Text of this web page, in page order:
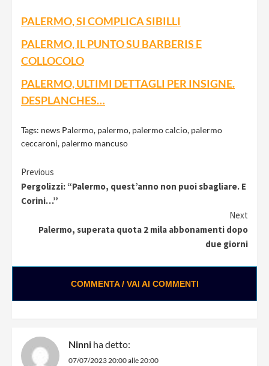
PALERMO, SI COMPLICA SIBILLI
PALERMO, IL PUNTO SU BARBERIS E
COLLOCOLO
PALERMO, ULTIMI DETTAGLI PER INSIGNE.
DESPLANCHES…
Tags: news Palermo, palermo, palermo calcio, palermo
ceccaroni, palermo mancuso
Continue
Reading
Previous
Pergolizzi: “Palermo, quest’anno non puoi sbagliare. E
Corini…”
Next
Palermo, superata quota 2 mila abbonamenti dopo
due giorni
COMMENTA / VAI AI COMMENTI
Ninni ha detto:
07/07/2023 20:00 alle 20:00